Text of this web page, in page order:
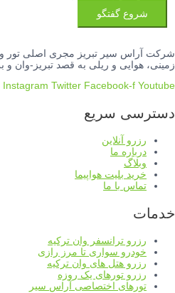
شروع گفتگو
شرکت آراس سیر تبریز مجری اصلی تور
زمینی، هوایی و ریلی به قصد تبریز-وان
Instagram Twitter Facebook-f Youtube
دسترسی سریع
رزرو آنلاین
درباره ما
وبلاگ
خرید بلیت هواپیما
تماس با ما
خدمات
رزرو ترانسفر وان ترکیه
خودرو سواری تا مرز رازی
رزرو هتل های وان ترکیه
رزرو تورهای یک روزه
تورهای اختصاصی آراس سیر